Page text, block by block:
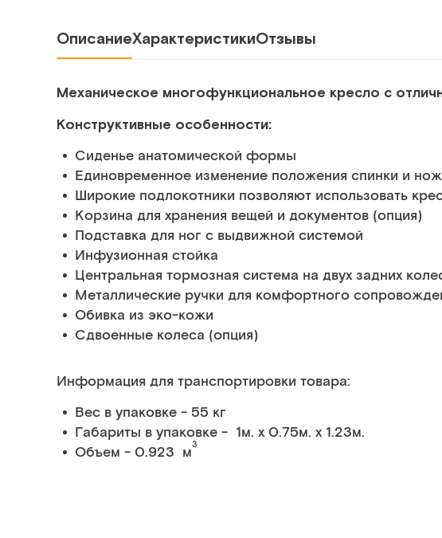
ОписаниеХарактеристикиОтзывы
Механическое многофункциональное кресло с
Конструктивные особенности:
Сиденье анатомической формы
Единовременное изменение положения спинки и
Широкие подлокотники позволяют использовать
Корзина для хранения вещей и документов (опция)
Подставка для ног с выдвижной системой
Инфузионная стойка
Центральная тормозная система на двух задних
Металлические ручки для комфортного
Обивка из эко-кожи
Сдвоенные колеса (опция)
Информация для транспортировки товара:
Вес в упаковке - 55 кг
Габариты в упаковке - 1м. x 0.75м. x 1.23м.
Объем - 0.923 м3